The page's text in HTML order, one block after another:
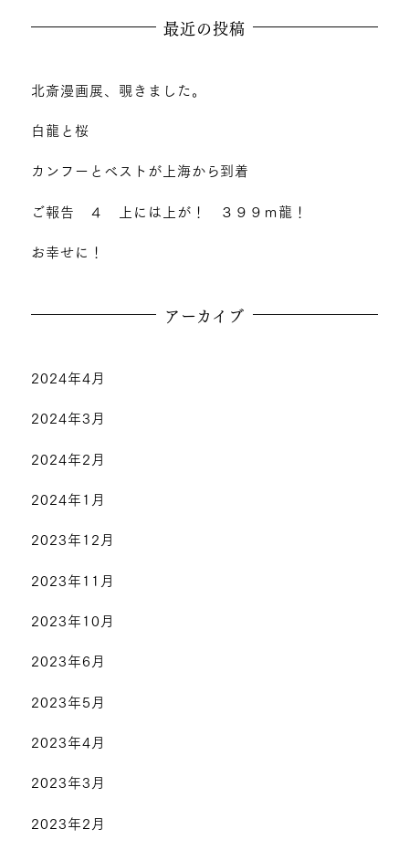
最近の投稿
北斎漫画展、覗きました。
白龍と桜
カンフーとベストが上海から到着
ご報告 ４ 上には上が！ ３９９ｍ龍！
お幸せに！
アーカイブ
2024年4月
2024年3月
2024年2月
2024年1月
2023年12月
2023年11月
2023年10月
2023年6月
2023年5月
2023年4月
2023年3月
2023年2月